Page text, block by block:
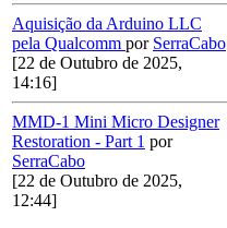
Aquisição da Arduino LLC
pela Qualcomm por SerraCabo
[22 de Outubro de 2025,
14:16]
MMD-1 Mini Micro Designer
Restoration - Part 1 por
SerraCabo
[22 de Outubro de 2025,
12:44]